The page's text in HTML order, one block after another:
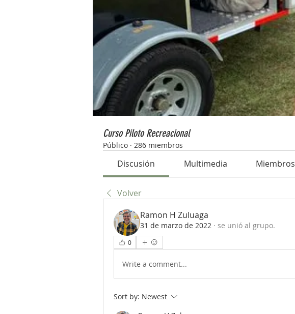
Curso Piloto Recreacional
Público · 286 miembros
Discusión Multimedia Miembros
Volver
Ramon H Zuluaga
31 de marzo de 2022 · se unió al grupo.
0
Write a comment...
Sort by: Newest